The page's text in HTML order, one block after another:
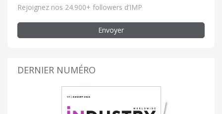
Rejoignez nos 24.900+ followers d’IMP
Envoyer
DERNIER NUMÉRO